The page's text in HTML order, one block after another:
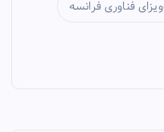
ویزای فناوری فرانسه